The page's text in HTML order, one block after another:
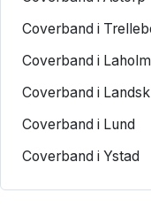
Coverband i
Coverband i Laholm
Coverband i
Coverband i Lund
Coverband i Ystad